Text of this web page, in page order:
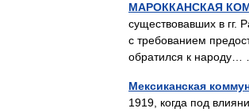
МАРОККАНСКАЯ
существовавших в гг.
с требованием
обратился к
Мексиканская
1919, когда под